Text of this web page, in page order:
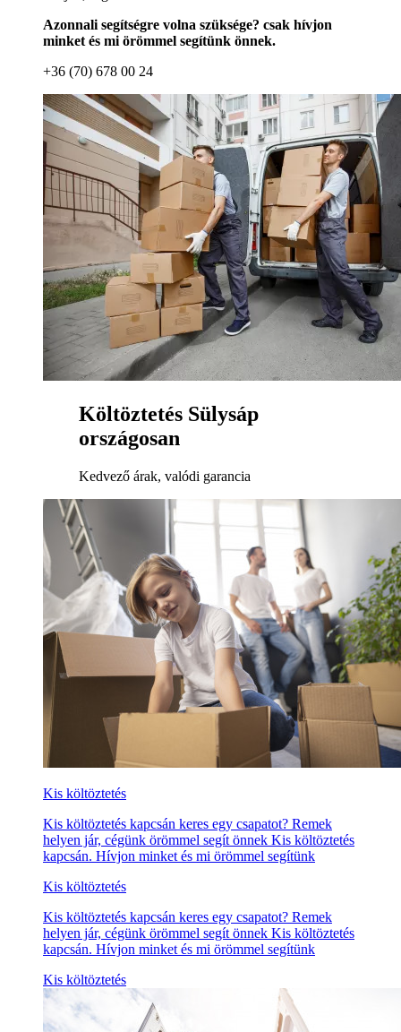
Azonnali segítségre volna szüksége? csak hívjon
minket és mi örömmel segítünk önnek.
+36 (70) 678 00 24
Költöztetés Sülysáp
országosan
Kedvező árak, valódi garancia
Kis költöztetés
Kis költöztetés kapcsán keres egy csapatot? Remek
helyen jár, cégünk örömmel segít önnek Kis költöztetés
kapcsán. Hívjon minket és mi örömmel segítünk
Kis költöztetés
Kis költöztetés kapcsán keres egy csapatot? Remek
helyen jár, cégünk örömmel segít önnek Kis költöztetés
kapcsán. Hívjon minket és mi örömmel segítünk
Kis költöztetés